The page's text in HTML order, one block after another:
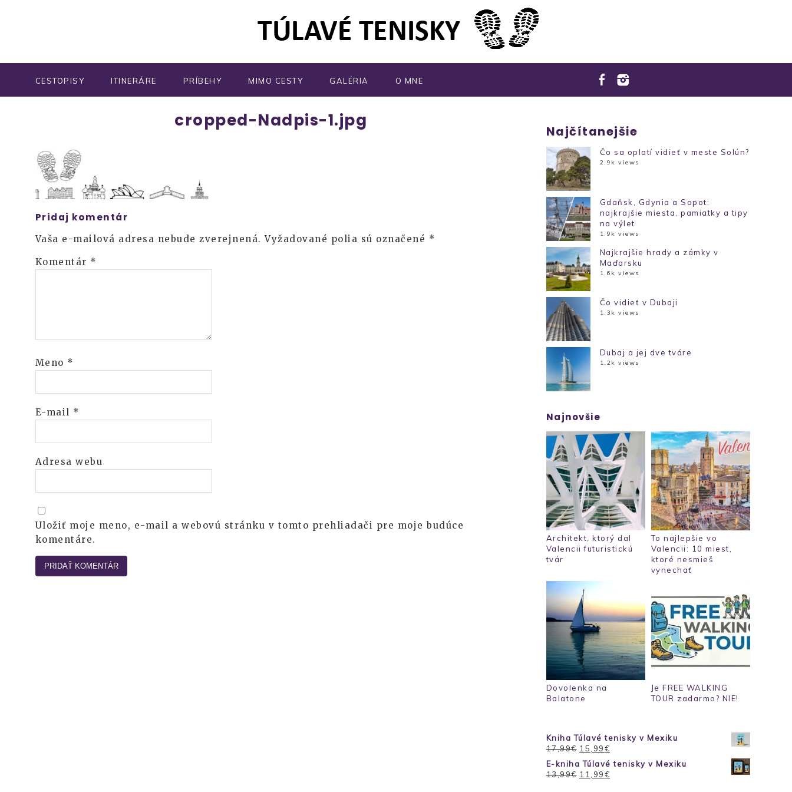
CESTOPISY ITINERÁRE PRÍBEHY MIMO CESTY GALÉRIA O MNE
cropped-Nadpis-1.jpg
Pridaj komentár
Vaša e-mailová adresa nebude zverejnená. Vyžadované polia sú označené *
Komentár *
Meno *
E-mail *
Adresa webu
Uložiť moje meno, e-mail a webovú stránku v tomto prehliadači pre moje budúce
komentáre.
Najčítanejšie
Čo sa oplatí vidieť v meste Solún?
2.9k views
Gdaňsk, Gdynia a Sopot:
najkrajšie miesta, pamiatky a tipy
na výlet
1.9k views
Najkrajšie hrady a zámky v
Maďarsku
1.6k views
Čo vidieť v Dubaji
1.3k views
Dubaj a jej dve tváre
1.2k views
Najnovšie
Architekt, ktorý dal
Valencii futuristickú
tvár
To najlepšie vo
Valencii: 10 miest,
ktoré nesmieš
vynechať
Dovolenka na
Balatone
Je FREE WALKING
TOUR zadarmo? NIE!
Kniha Túlavé tenisky v Mexiku
17,99€ Pôvodná
cena
bola:
17,99€.
15,99€
cena
je:
15,99€.
E-kniha Túlavé tenisky v Mexiku
13,99€ Pôvodná
11,99€